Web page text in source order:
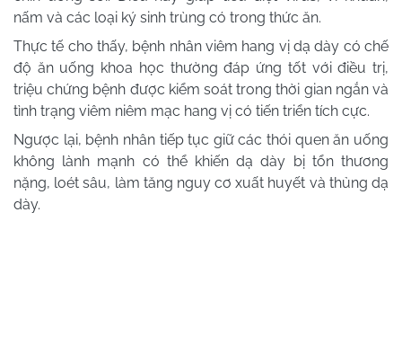
nấm và các loại ký sinh trùng có trong thức ăn.
Thực tế cho thấy, bệnh nhân viêm hang vị dạ dày có chế
độ ăn uống khoa học thường đáp ứng tốt với điều trị,
triệu chứng bệnh được kiểm soát trong thời gian ngắn và
tình trạng viêm niêm mạc hang vị có tiến triển tích cực.
Ngược lại, bệnh nhân tiếp tục giữ các thói quen ăn uống
không lành mạnh có thể khiến dạ dày bị tổn thương
nặng, loét sâu, làm tăng nguy cơ xuất huyết và thủng dạ
dày.